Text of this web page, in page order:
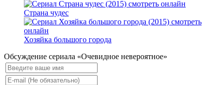
Страна чудес
Хозяйка большого города
Обсуждение сериала «Очевидное невероятное»